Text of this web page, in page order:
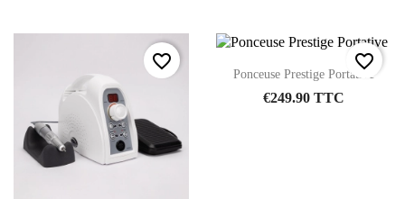
favorite_border
Ponceuse Prestige Portative
€249.90 TTC
favorite_border